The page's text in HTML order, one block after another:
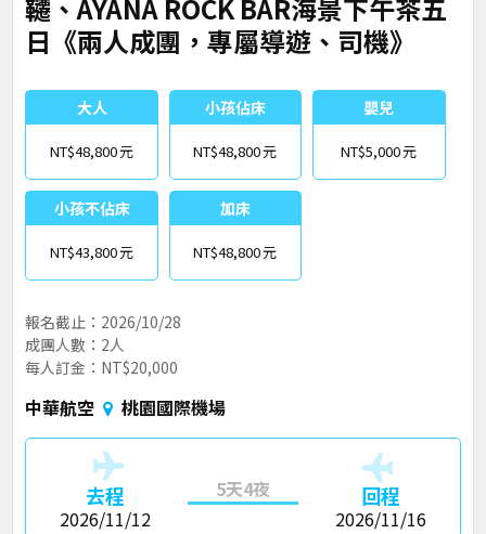
韆、AYANA ROCK BAR海景下午茶五
日《兩人成團，專屬導遊、司機》
大人
NT$48,800
小孩佔床
NT$48,800
嬰兒
NT$5,000
小孩不佔床
NT$43,800
加床
NT$48,800
報名截止：2026/10/28
成團人數：2人
每人訂金：NT$20,000
中華航空 桃園國際機場
去程
2026/11/12
5天4夜 回程
2026/11/16